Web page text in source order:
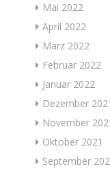
Mai 2022
April 2022
März 2022
Februar 2022
Januar 2022
Dezember
November
Oktober 2021
September